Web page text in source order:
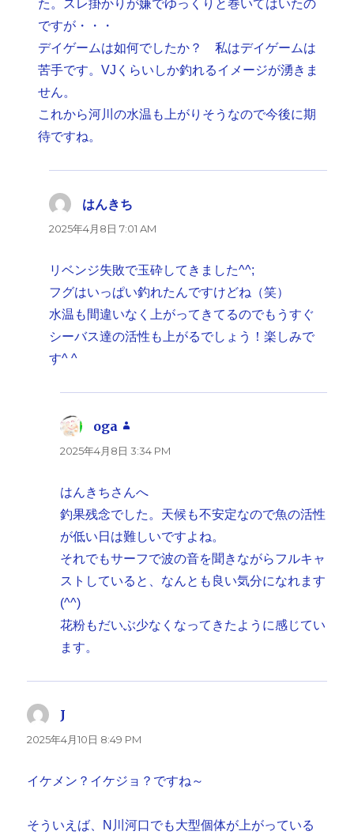
た。スレ掛かりが嫌でゆっくりと巻いてはいたの
ですが・・・
デイゲームは如何でしたか？ 私はデイゲームは
苦手です。VJくらいしか釣れるイメージが湧きま
せん。
これから河川の水温も上がりそうなので今後に期
待ですね。
はんきち
り:
2025年4月8日 7:01 AM
リベンジ失敗で玉砕してきました^^;
フグはいっぱい釣れたんですけどね（笑）
水温も間違いなく上がってきてるのでもうすぐ
シーバス達の活性も上がるでしょう！楽しみで
す^ ^
oga
り:
2025年4月8日 3:34 PM
はんきちさんへ
釣果残念でした。天候も不安定なので魚の活性
が低い日は難しいですよね。
それでもサーフで波の音を聞きながらフルキャ
ストしていると、なんとも良い気分になれます
(^^)
花粉もだいぶ少なくなってきたように感じてい
ます。
J
り:
2025年4月10日 8:49 PM
イケメン？イケジョ？ですね～
そういえば、N川河口でも大型個体が上がっている